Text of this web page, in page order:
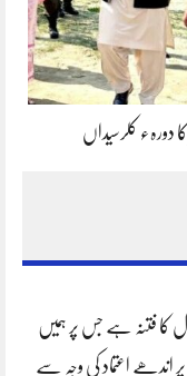
دورہء کلرسیداں
کا فتنہ ہے جس پر ہمیں
فتح حاصل ہو گی،AI پر اندھے اعتماد کی وجہ سے